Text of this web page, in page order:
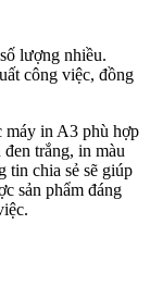
lượng nhiều.
công việc, đồng
máy in A3 phù hợp
trắng, in màu
tin chia sẻ sẽ giúp
sản phẩm đáng